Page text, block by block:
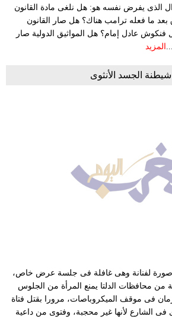
الذى يفرض نفسه هو: هل نلغى مادة القانون
بعد ما فعله ترامب هناك؟ هل صار القانون
عادل إمام؟ هل المواثيق الدولية صار
المزيد
شيطنة الجسد الأنثوى
صورة لفنانة وهى غافلة فى جلسة عرض خاص،
محافظات الدلتا يمنع المرأة من الجلوس
فى موقف الميكروباصات، مرورا بقتل فتاة
الشارع لأنها غير محجبة، وفتوى من داعية